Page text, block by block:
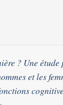
? Une
et les